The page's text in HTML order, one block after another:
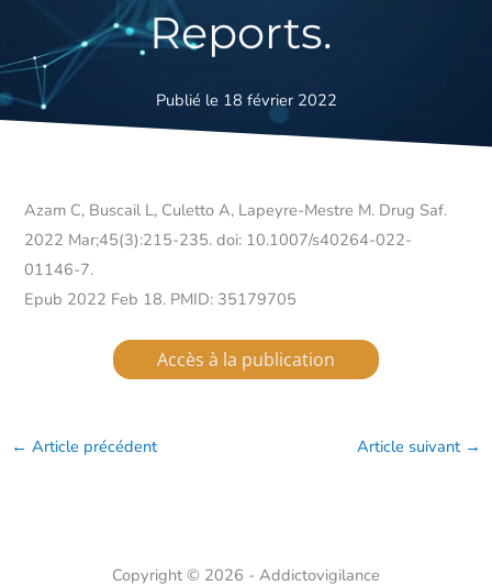
Reports.
Publié le 18 février 2022
Azam C, Buscail L, Culetto A, Lapeyre-Mestre M. Drug Saf.
2022 Mar;45(3):215-235. doi: 10.1007/s40264-022-
01146-7.
Epub 2022 Feb 18. PMID: 35179705
Accès à la publication
← Article précédent Article suivant →
Copyright © 2026 - Addictovigilance